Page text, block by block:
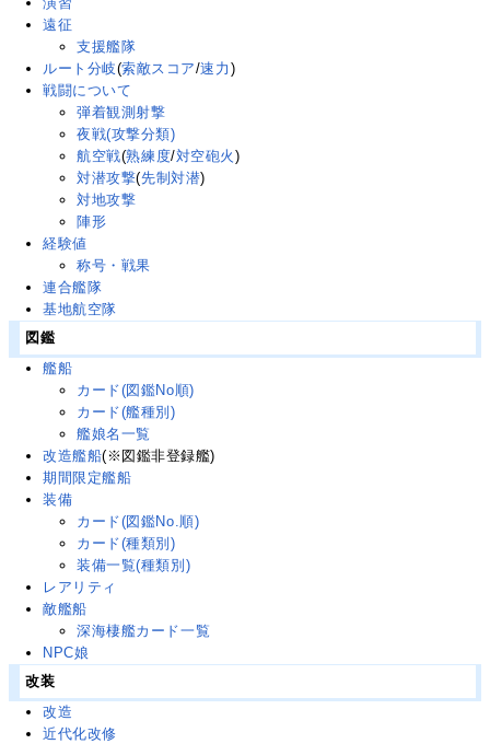
遠征
支援艦隊
ルート分岐(索敵スコア/速力 )
戦闘について
弾着観測射撃
夜戦(攻撃分類)
航空戦(熟練度/対空砲火 )
対潜攻撃(先制対潜)
対地攻撃
陣形
経験値
称号・戦果
連合艦隊
基地航空隊
図鑑
艦船
カード(図鑑No順)
カード(艦種別)
艦娘名一覧
改造艦船(※図鑑非登録艦)
期間限定艦船
装備
カード(図鑑No.順)
カード(種類別)
装備一覧(種類別)
レアリティ
敵艦船
深海棲艦カード一覧
NPC娘
改装
改造
近代化改修